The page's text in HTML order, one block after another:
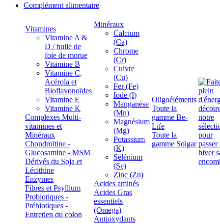
Complément alimentaire
Vitamines
Vitamine A &
D / huile de
foie de morue
Vitamine B
Vitamine C,
Acérola et
Bioflavonoïdes
Vitamine E
Vitamine K
Complexes Multi-
vitamines et
Minéraux
Chondroïtine -
Glucosamine - MSM
Dérivés du Soja et
Lécithine
Enzymes
Fibres et Psyllium
Probiotiques -
Prébiotiques -
Entretien du colon
Minéraux
Calcium
(Ca)
Chrome
(Cr)
Cuivre
(Cu)
Fer (Fe)
Iode (I)
Manganèse
(Mn)
Magnésium
(Mg)
Potassium
(K)
Sélénium
(Se)
Zinc (Zn)
Acides aminés
Acides Gras
essentiels
(Omega)
Antioxydants
Oligoéléments
Toute la
gamme Be-
Life
Toute la
gamme Solgar